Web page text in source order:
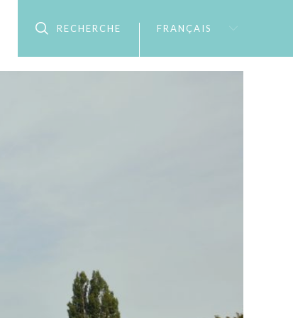
RECHERCHE FRANÇAIS